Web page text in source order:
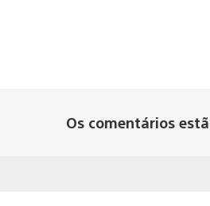
Os comentários